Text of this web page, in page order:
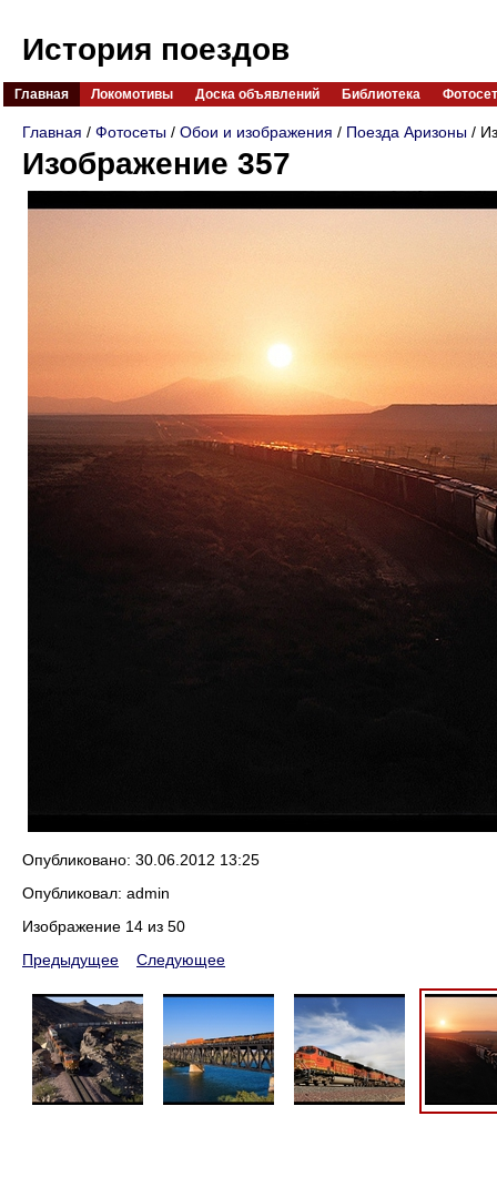
История поездов
Главная Локомотивы Доска объявлений Библиотека
Главная / Фотосеты / Обои и изображения / Поезда Аризоны /
Изображение 357
Опубликовано: 30.06.2012 13:25
Опубликовал: admin
Изображение 14 из 50
Предыдущее
Следующее